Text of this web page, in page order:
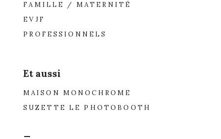
FAMILLE / MATERNITÉ
EVJF
PROFESSIONNELS
Et aussi
MAISON MONOCHROME
SUZETTE LE PHOTOBOOTH